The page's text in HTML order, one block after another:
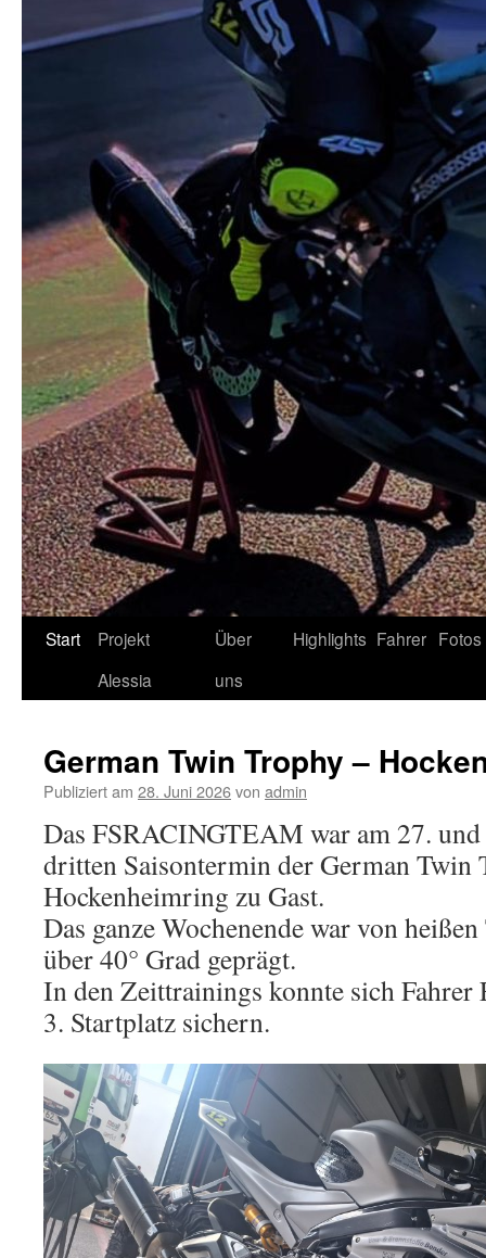
Zum
Start
Projekt
Alessia
Über
uns
Highlights Fahrer Fotos
German Twin Trophy –
Publiziert am 28. Juni 2026von admin
Das FSRACINGTEAM war am 27.
dritten Saisontermin der German Twin
Hockenheimring zu Gast.
Das ganze Wochenende war von
über 40° Grad geprägt.
In den Zeittrainings konnte sich Fahrer
3. Startplatz sichern.